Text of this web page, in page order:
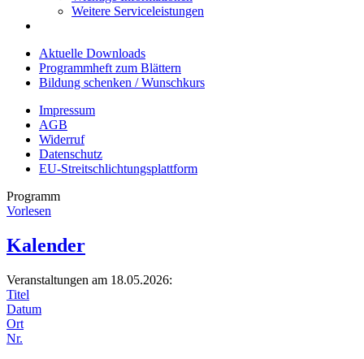
Weitere Serviceleistungen
Aktuelle Downloads
Programmheft zum Blättern
Bildung schenken / Wunschkurs
Impressum
AGB
Widerruf
Datenschutz
EU-Streitschlichtungsplattform
Programm
Vorlesen
Kalender
Veranstaltungen am 18.05.2026:
Titel
Datum
Ort
Nr.